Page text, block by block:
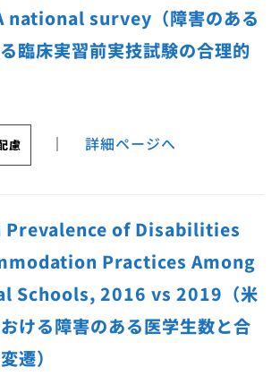
national survey（障害のある
臨床実習前実技試験の合理的
慮 ｜ 詳細ページへ
Prevalence of Disabilities
Practices Among
Schools, 2016 vs 2019（米
ける障害のある医学生数と合
遷）